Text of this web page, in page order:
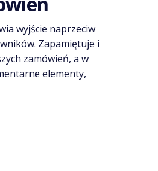
wyjście naprzeciw
Zapamiętuje i
zamówień, a w
elementy,